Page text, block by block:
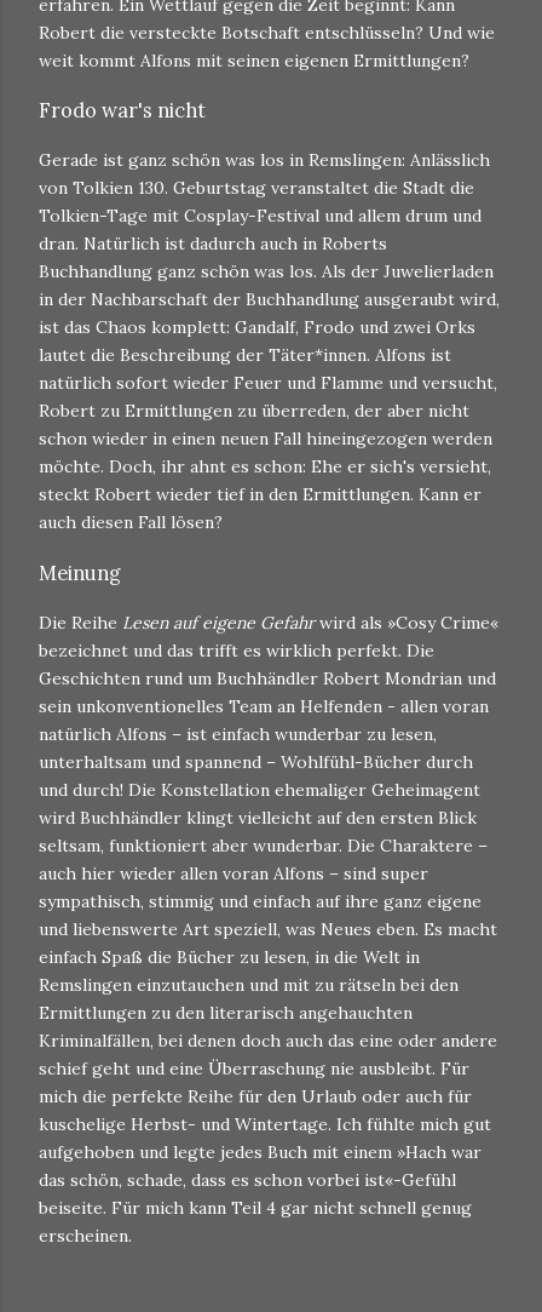
Robert die versteckte Botschaft entschlüsseln? Und wie
weit kommt Alfons mit seinen eigenen Ermittlungen?
Frodo war's nicht
Gerade ist ganz schön was los in Remslingen: Anlässlich
von Tolkien 130. Geburtstag veranstaltet die Stadt die
Tolkien-Tage mit Cosplay-Festival und allem drum und
dran. Natürlich ist dadurch auch in Roberts
Buchhandlung ganz schön was los. Als der Juwelierladen
in der Nachbarschaft der Buchhandlung ausgeraubt wird,
ist das Chaos komplett: Gandalf, Frodo und zwei Orks
lautet die Beschreibung der Täter*innen. Alfons ist
natürlich sofort wieder Feuer und Flamme und versucht,
Robert zu Ermittlungen zu überreden, der aber nicht
schon wieder in einen neuen Fall hineingezogen werden
möchte. Doch, ihr ahnt es schon: Ehe er sich's versieht,
steckt Robert wieder tief in den Ermittlungen. Kann er
auch diesen Fall lösen?
Meinung
Die Reihe Lesen auf eigene Gefahrwird als »Cosy Crime«
bezeichnet und das trifft es wirklich perfekt. Die
Geschichten rund um Buchhändler Robert Mondrian und
sein unkonventionelles Team an Helfenden - allen voran
natürlich Alfons – ist einfach wunderbar zu lesen,
unterhaltsam und spannend – Wohlfühl-Bücher durch
und durch! Die Konstellation ehemaliger Geheimagent
wird Buchhändler klingt vielleicht auf den ersten Blick
seltsam, funktioniert aber wunderbar. Die Charaktere –
auch hier wieder allen voran Alfons – sind super
sympathisch, stimmig und einfach auf ihre ganz eigene
und liebenswerte Art speziell, was Neues eben. Es macht
einfach Spaß die Bücher zu lesen, in die Welt in
Remslingen einzutauchen und mit zu rätseln bei den
Ermittlungen zu den literarisch angehauchten
Kriminalfällen, bei denen doch auch das eine oder andere
schief geht und eine Überraschung nie ausbleibt. Für
mich die perfekte Reihe für den Urlaub oder auch für
kuschelige Herbst- und Wintertage. Ich fühlte mich gut
aufgehoben und legte jedes Buch mit einem »Hach war
das schön, schade, dass es schon vorbei ist«-Gefühl
beiseite. Für mich kann Teil 4 gar nicht schnell genug
erscheinen.